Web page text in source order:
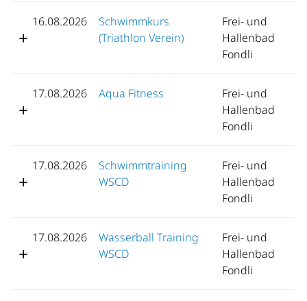
16.08.2026
Schwimmkurs
(Triathlon Verein)
Frei- und
Hallenbad
Fondli
17.08.2026 Aqua Fitness
Frei- und
Hallenbad
Fondli
17.08.2026
Schwimmtraining
WSCD
Frei- und
Hallenbad
Fondli
17.08.2026
Wasserball Training
WSCD
Frei- und
Hallenbad
Fondli